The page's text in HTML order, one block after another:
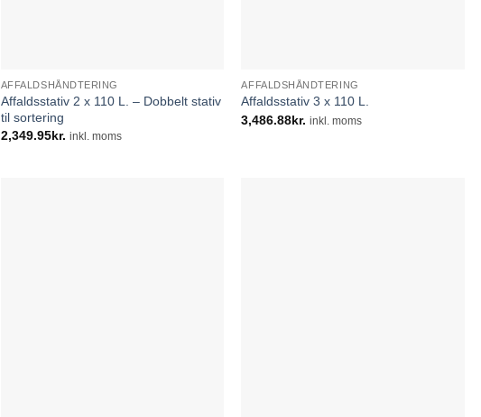
AFFALDSHÅNDTERING
Affaldsstativ 2 x 110 L. – Dobbelt stativ
til sortering
2,349.95kr. inkl. moms
AFFALDSHÅNDTERING
Affaldsstativ 3 x 110 L.
3,486.88kr. inkl. moms